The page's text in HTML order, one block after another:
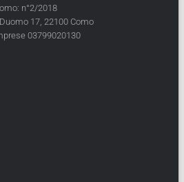
n°2/2018
17, 22100 Como
03799020130